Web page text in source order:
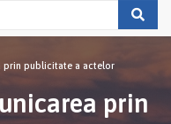
prin publicitate a actelor
prin